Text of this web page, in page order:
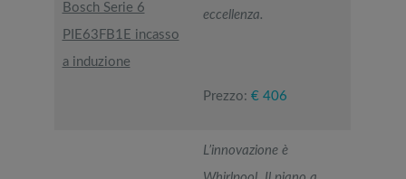
Bosch Serie 6
PIE63FB1E incasso
a induzione
eccellenza.
Prezzo: € 406
L’innovazione è